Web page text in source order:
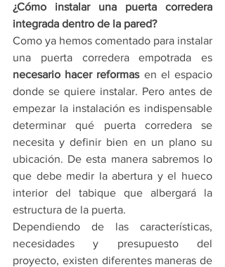
¿Cómo instalar una puerta corredera
integrada dentro de la pared?
Como ya hemos comentado para instalar
necesario hacer reformas en el espacio
donde se quiere instalar. Pero antes de
empezar la instalación es indispensable
determinar qué puerta corredera se
necesita y definir bien en un plano su
ubicación. De esta manera sabremos lo
que debe medir la abertura y el hueco
interior del tabique que albergará la
estructura de la puerta.
Dependiendo de las características,
necesidades y presupuesto del
proyecto, existen diferentes maneras de